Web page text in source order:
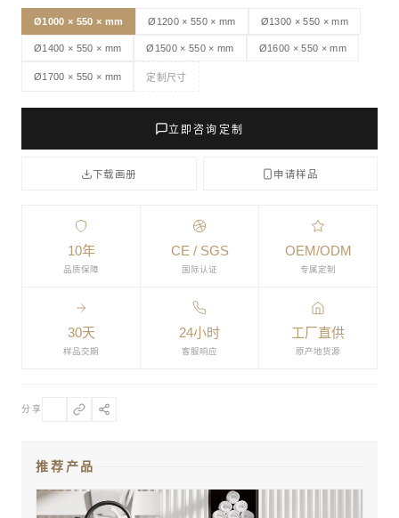
Ø1000 × 550 × mm Ø1200 × 550 × mm Ø1300 × 550 × mm
Ø1400 × 550 × mm Ø1500 × 550 × mm Ø1600 × 550 × mm
Ø1700 × 550 × mm 定制尺寸
立即咨询定制
下载画册 申请样品
10年
品质保障
CE / SGS
国际认证
OEM/ODM
专属定制
30天
样品交期
24小时
客服响应
工厂直供
原产地货源
分享
推荐产品